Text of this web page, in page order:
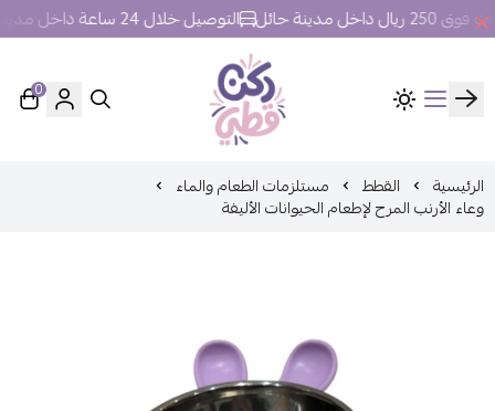
مدينة حائل التوصيل خلال 24 ساعة داخل مدينة حائل.
ركن قطي
0
الرئيسية القطط مستلزمات الطعام والماء
وعاء الأرنب المرح لإطعام الحيوانات الأليفة